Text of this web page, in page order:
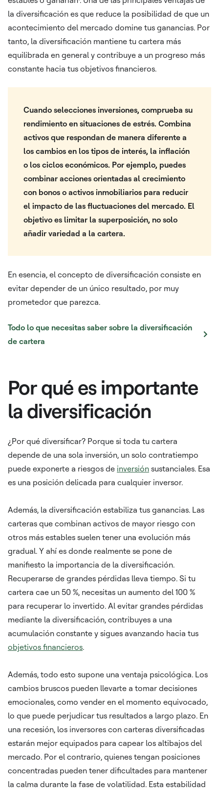
la diversificación es que reduce la posibilidad de que un
acontecimiento del mercado domine tus ganancias. Por
tanto, la diversificación mantiene tu cartera más
equilibrada en general y contribuye a un progreso más
constante hacia tus objetivos financieros.
Cuando selecciones inversiones, comprueba su
rendimiento en situaciones de estrés. Combina
activos que respondan de manera diferente a
los cambios en los tipos de interés, la inflación
o los ciclos económicos. Por ejemplo, puedes
combinar acciones orientadas al crecimiento
con bonos o activos inmobiliarios para reducir
el impacto de las fluctuaciones del mercado. El
objetivo es limitar la superposición, no solo
añadir variedad a la cartera.
En esencia, el concepto de diversificación consiste en
evitar depender de un único resultado, por muy
prometedor que parezca.
Todo lo que necesitas saber sobre la diversificación
de cartera
Por qué es importante
la diversificación
¿Por qué diversificar? Porque si toda tu cartera
depende de una sola inversión, un solo contratiempo
puede exponerte a riesgos de inversión sustanciales. Esa
es una posición delicada para cualquier inversor.
Además, la diversificación estabiliza tus ganancias. Las
carteras que combinan activos de mayor riesgo con
otros más estables suelen tener una evolución más
gradual. Y ahí es donde realmente se pone de
manifiesto la importancia de la diversificación.
Recuperarse de grandes pérdidas lleva tiempo. Si tu
cartera cae un 50 %, necesitas un aumento del 100 %
para recuperar lo invertido. Al evitar grandes pérdidas
mediante la diversificación, contribuyes a una
acumulación constante y sigues avanzando hacia tus
objetivos financieros.
Además, todo esto supone una ventaja psicológica. Los
cambios bruscos pueden llevarte a tomar decisiones
emocionales, como vender en el momento equivocado,
lo que puede perjudicar tus resultados a largo plazo. En
una recesión, los inversores con carteras diversificadas
estarán mejor equipados para capear los altibajos del
mercado. Por el contrario, quienes tengan posiciones
concentradas pueden tener dificultades para mantener
la calma durante la fase de volatilidad. Esta estabilidad